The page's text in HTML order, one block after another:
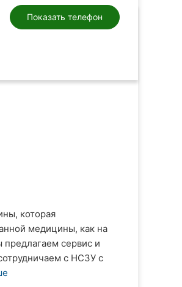
Показать телефон
которая
медицины, как на
предлагаем сервис и
с НСЗУ с